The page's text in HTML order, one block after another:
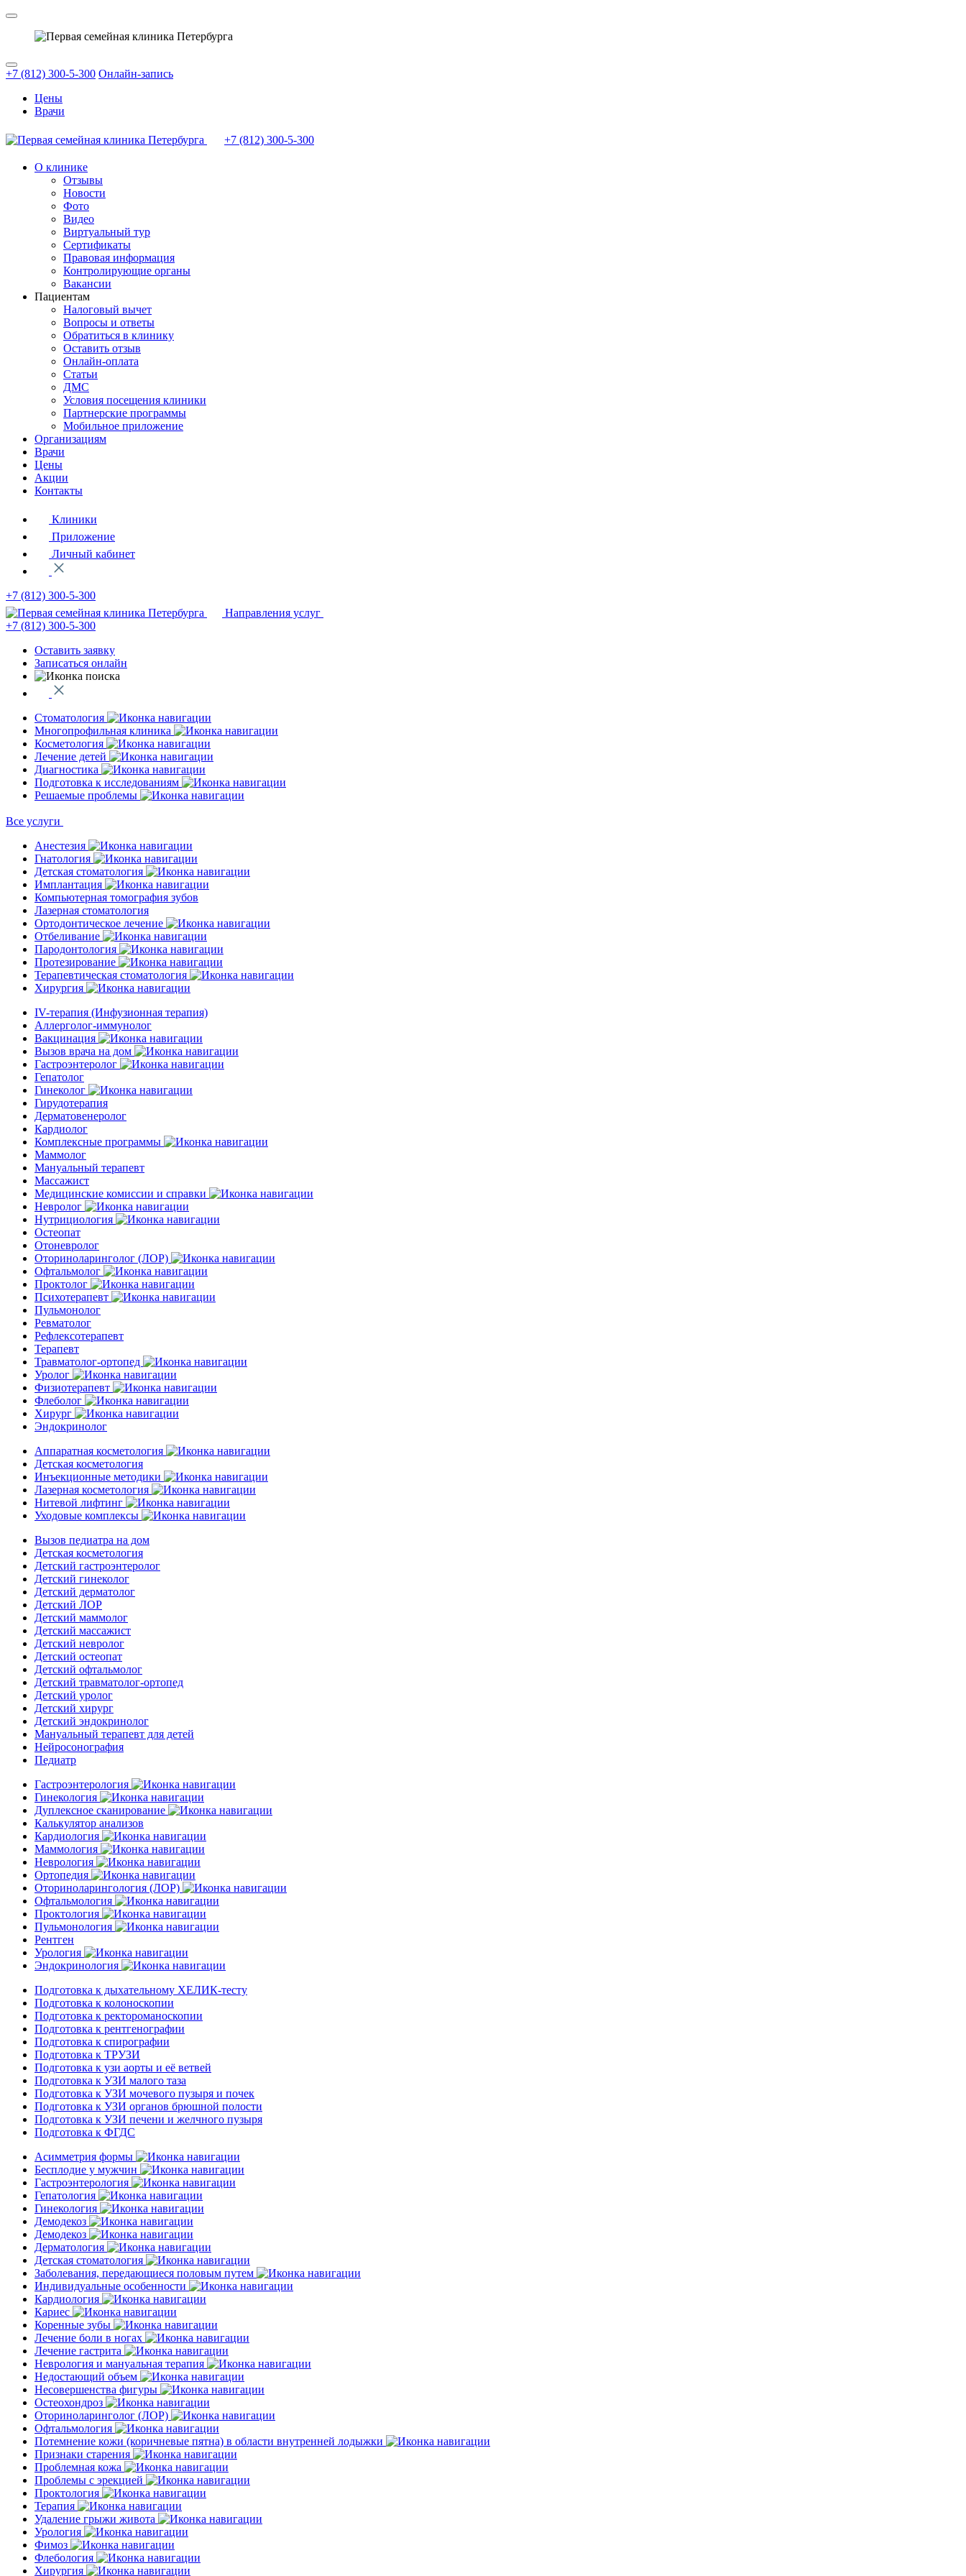
+7 (812) 300-5-300 Онлайн-запись
Цены
Врачи
+7 (812) 300-5-300
О клинике
Отзывы
Новости
Фото
Видео
Виртуальный тур
Сертификаты
Правовая информация
Контролирующие органы
Вакансии
Пациентам
Налоговый вычет
Вопросы и ответы
Обратиться в клинику
Оставить отзыв
Онлайн-оплата
Статьи
ДМС
Условия посещения клиники
Партнерские программы
Мобильное приложение
Организациям
Врачи
Цены
Акции
Контакты
Клиники
Приложение
Личный кабинет
+7 (812) 300-5-300
Направления услуг
+7 (812) 300-5-300
Оставить заявку
Записаться онлайн
Стоматология
Многопрофильная клиника
Косметология
Лечение детей
Диагностика
Подготовка к исследованиям
Решаемые проблемы
Все услуги
Анестезия
Гнатология
Детская стоматология
Имплантация
Компьютерная томография зубов
Лазерная стоматология
Ортодонтическое лечение
Отбеливание
Пародонтология
Протезирование
Терапевтическая стоматология
Хирургия
IV-терапия (Инфузионная терапия)
Аллерголог-иммунолог
Вакцинация
Вызов врача на дом
Гастроэнтеролог
Гепатолог
Гинеколог
Гирудотерапия
Дерматовенеролог
Кардиолог
Комплексные программы
Маммолог
Мануальный терапевт
Массажист
Медицинские комиссии и справки
Невролог
Нутрициология
Остеопат
Отоневролог
Оториноларинголог (ЛОР)
Офтальмолог
Проктолог
Психотерапевт
Пульмонолог
Ревматолог
Рефлексотерапевт
Терапевт
Травматолог-ортопед
Уролог
Физиотерапевт
Флеболог
Хирург
Эндокринолог
Аппаратная косметология
Детская косметология
Инъекционные методики
Лазерная косметология
Нитевой лифтинг
Уходовые комплексы
Вызов педиатра на дом
Детская косметология
Детский гастроэнтеролог
Детский гинеколог
Детский дерматолог
Детский ЛОР
Детский маммолог
Детский массажист
Детский невролог
Детский остеопат
Детский офтальмолог
Детский травматолог-ортопед
Детский уролог
Детский хирург
Детский эндокринолог
Мануальный терапевт для детей
Нейросонография
Педиатр
Гастроэнтерология
Гинекология
Дуплексное сканирование
Калькулятор анализов
Кардиология
Маммология
Неврология
Ортопедия
Оториноларингология (ЛОР)
Офтальмология
Проктология
Пульмонология
Рентген
Урология
Эндокринология
Подготовка к дыхательному ХЕЛИК-тесту
Подготовка к колоноскопии
Подготовка к ректороманоскопии
Подготовка к рентгенографии
Подготовка к спирографии
Подготовка к ТРУЗИ
Подготовка к узи аорты и её ветвей
Подготовка к УЗИ малого таза
Подготовка к УЗИ мочевого пузыря и почек
Подготовка к УЗИ органов брюшной полости
Подготовка к УЗИ печени и желчного пузыря
Подготовка к ФГДС
Асимметрия формы
Бесплодие у мужчин
Гастроэнтерология
Гепатология
Гинекология
Демодекоз
Демодекоз
Дерматология
Детская стоматология
Заболевания, передающиеся половым путем
Индивидуальные особенности
Кардиология
Кариес
Коренные зубы
Лечение боли в ногах
Лечение гастрита
Неврология и мануальная терапия
Недостающий объем
Несовершенства фигуры
Остеохондроз
Оториноларинголог (ЛОР)
Офтальмология
Потемнение кожи (коричневые пятна) в области внутренней лодыжки
Признаки старения
Проблемная кожа
Проблемы с эрекцией
Проктология
Терапия
Удаление грыжи живота
Урология
Фимоз
Флебология
Хирургия